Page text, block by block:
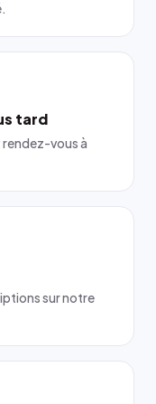
tard
vous à
sur notre